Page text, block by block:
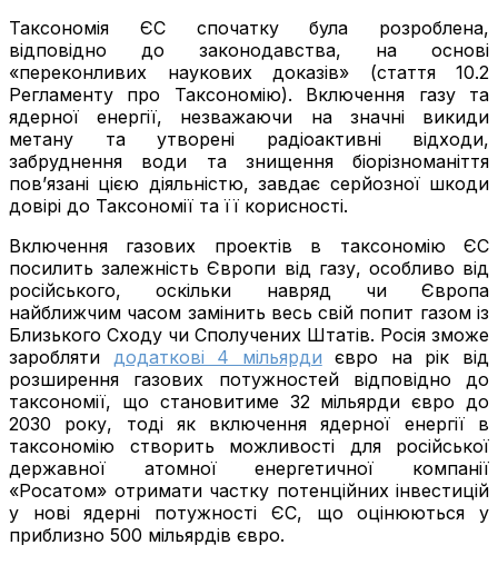
Таксономія ЄС спочатку була розроблена,
відповідно до законодавства, на основі
«переконливих наукових доказів» (стаття 10.2
Регламенту про Таксономію). Включення газу та
ядерної енергії, незважаючи на значні викиди
метану та утворені радіоактивні відходи,
забруднення води та знищення біорізноманіття
пов’язані цією діяльністю, завдає серйозної шкоди
довірі до Таксономії та її корисності.
Включення газових проектів в таксономію ЄС
посилить залежність Європи від газу, особливо від
російського, оскільки навряд чи Європа
найближчим часом замінить весь свій попит газом із
Близького Сходу чи Сполучених Штатів. Росія зможе
заробляти додаткові 4 мільярди євро на рік від
розширення газових потужностей відповідно до
таксономії, що становитиме 32 мільярди євро до
2030 року, тоді як включення ядерної енергії в
таксономію створить можливості для російської
державної атомної енергетичної компанії
«Росатом» отримати частку потенційних інвестицій
у нові ядерні потужності ЄС, що оцінюються у
приблизно 500 мільярдів євро.